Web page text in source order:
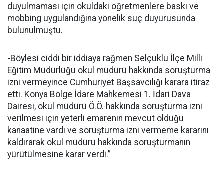
duyulmaması için okuldaki öğretmenlere baskı ve
mobbing uygulandığına yönelik suç duyurusunda
bulunulmuştu.
-Böylesi ciddi bir iddiaya rağmen Selçuklu İlçe Milli
Eğitim Müdürlüğü okul müdürü hakkında soruşturma
izni vermeyince Cumhuriyet Başsavcılığı karara itiraz
etti. Konya Bölge İdare Mahkemesi 1. İdari Dava
Dairesi, okul müdürü Ö.Ö. hakkında soruşturma izni
verilmesi için yeterli emarenin mevcut olduğu
kanaatine vardı ve soruşturma izni vermeme kararını
kaldırarak okul müdürü hakkında soruşturmanın
yürütülmesine karar verdi.”